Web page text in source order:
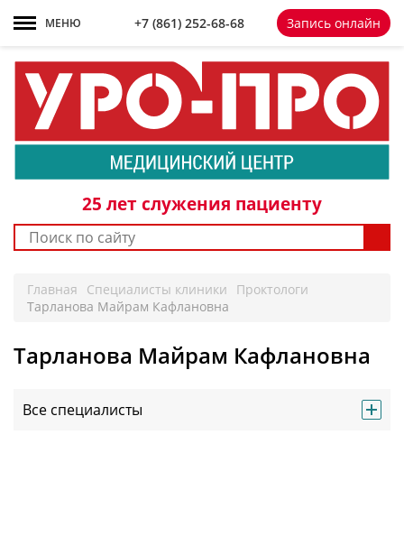
+7 861 252-68-68
25 лет служения пациенту
МЕНЮ +7 (861) 252-68-68 Запись онлайн
Главная Специалисты клиники
Проктологи
Тарланова Майрам Кафлановна
Тарланова Майрам Кафлановна
Все специалисты